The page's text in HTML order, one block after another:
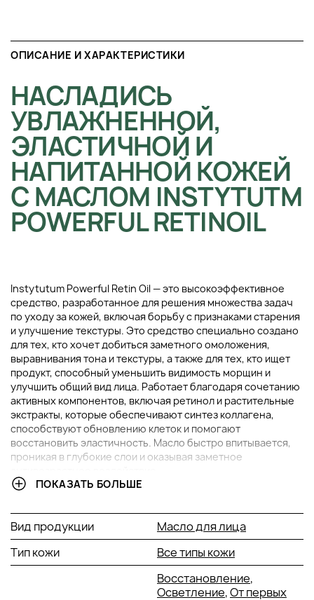
ОПИСАНИЕ И ХАРАКТЕРИСТИКИ
НАСЛАДИСЬ
УВЛАЖНЕННОЙ,
ЭЛАСТИЧНОЙ И
НАПИТАННОЙ КОЖЕЙ
С МАСЛОМ INSTYTUTM
POWERFUL RETINOIL
Instytutum Powerful Retin Oil — это высокоэффективное
средство, разработанное для решения множества задач
по уходу за кожей, включая борьбу с признаками старения
и улучшение текстуры. Это средство специально создано
для тех, кто хочет добиться заметного омоложения,
выравнивания тона и текстуры, а также для тех, кто ищет
продукт, способный уменьшить видимость морщин и
улучшить общий вид лица. Работает благодаря сочетанию
активных компонентов, включая ретинол и растительные
экстракты, которые обеспечивают синтез коллагена,
способствуют обновлению клеток и помогают
восстановить эластичность. Масло быстро впитывается,
проникая в глубокие слои и оказывая заметное
Ретинол:Ключевой компонент, стимулирующий
обновление клеток и синтез коллагена. Этот
ингредиент помогает уменьшить видимость морщин
и способствует выравниванию тона.
Обладает мощными
ПОКАЗАТЬ БОЛЬШЕ
Вид продукции
Масло для лица
Тип кожи
Все типы кожи
Восстановление,
Осветление,От первых